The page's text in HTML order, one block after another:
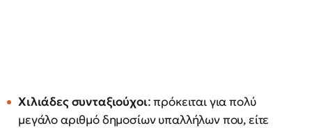
Χιλιάδες συνταξιούχοι: πρόκειται για πολύ
μεγάλο αριθμό δημοσίων υπαλλήλων που, είτε